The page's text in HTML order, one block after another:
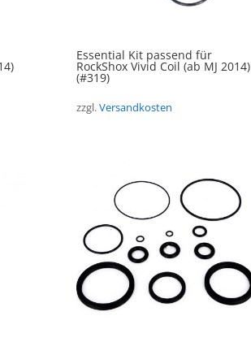
Essential Kit passend für
RockShox Vivid Coil (ab MJ 2014)
(#319)
zzgl.Versandkosten